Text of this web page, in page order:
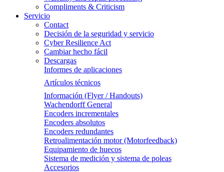
Compliments & Criticism
Servicio
Contact
Decisión de la seguridad y servicio
Cyber Resilience Act
Cambiar hecho fácil
Descargas
Informes de aplicaciones
Artículos técnicos
Información (Flyer / Handouts)
Wachendorff General
Encoders incrementales
Encoders absolutos
Encoders redundantes
Retroalimentación motor (Motorfeedback)
Equipamiento de huecos
Sistema de medición y sistema de poleas
Accesorios